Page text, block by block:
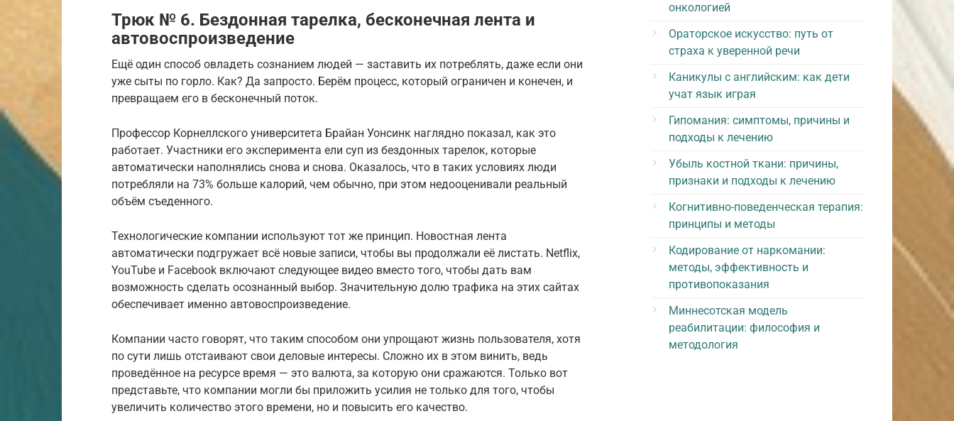
Трюк № 6. Бездонная тарелка, бесконечная лента и
автовоспроизведение
Ещё один способ овладеть сознанием людей — заставить их потреблять, даже если они
уже сыты по горло. Как? Да запросто. Берём процесс, который ограничен и конечен, и
превращаем его в бесконечный поток.
Профессор Корнеллского университета Брайан Уонсинк наглядно показал, как это
работает. Участники его эксперимента ели суп из бездонных тарелок, которые
автоматически наполнялись снова и снова. Оказалось, что в таких условиях люди
потребляли на 73% больше калорий, чем обычно, при этом недооценивали реальный
объём съеденного.
Технологические компании используют тот же принцип. Новостная лента
автоматически подгружает всё новые записи, чтобы вы продолжали её листать. Netflix,
YouTube и Facebook включают следующее видео вместо того, чтобы дать вам
возможность сделать осознанный выбор. Значительную долю трафика на этих сайтах
обеспечивает именно автовоспроизведение.
Компании часто говорят, что таким способом они упрощают жизнь пользователя, хотя
по сути лишь отстаивают свои деловые интересы. Сложно их в этом винить, ведь
проведённое на ресурсе время — это валюта, за которую они сражаются. Только вот
представьте, что компании могли бы приложить усилия не только для того, чтобы
увеличить количество этого времени, но и повысить его качество.
онкологией
Ораторское искусство: путь от
страха к уверенной речи
Каникулы с английским: как дети
учат язык играя
Гипомания: симптомы, причины и
подходы к лечению
Убыль костной ткани: причины,
признаки и подходы к лечению
Когнитивно-поведенческая терапия:
принципы и методы
Кодирование от наркомании:
методы, эффективность и
противопоказания
Миннесотская модель
реабилитации: философия и
методология